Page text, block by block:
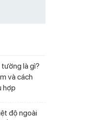
là gì?
và cách
hợp
độ ngoài